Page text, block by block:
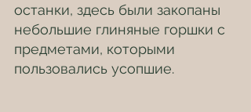
останки, здесь были закопаны
небольшие глиняные горшки с
предметами, которыми
пользовались усопшие.